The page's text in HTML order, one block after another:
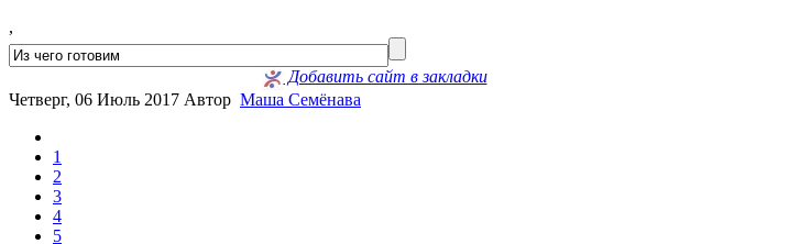
,
Добавить сайт в закладки
Четверг, 06 Июль 2017 Автор Маша Семёнава
1
2
3
4
5